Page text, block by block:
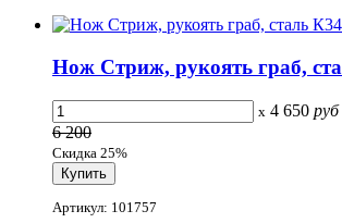
Нож Стриж, рукоять граб,
x 4 650 руб
6 200
Скидка 25%
Артикул: 101757